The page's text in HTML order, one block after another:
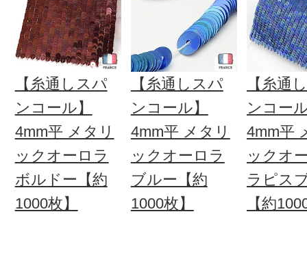
【糸通しスパ
ンコール】
4mm平 メタリ
ックオーロラ
ボルドー【約
1000枚】
【糸通しスパ
ンコール】
4mm平 メタリ
ックオーロラ
ブルー【約
1000枚】
【糸通
ンコー
4mm平
ックオ
ラピス
【約